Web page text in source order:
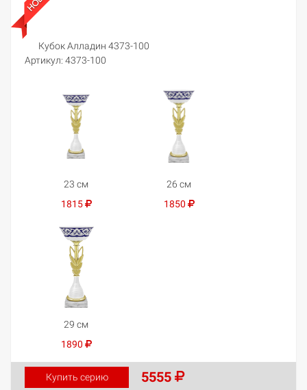
Кубок Алладин 4373-100
Артикул: 4373-100
23 см
1815
26 см
1850
29 см
1890
Купить серию 5555